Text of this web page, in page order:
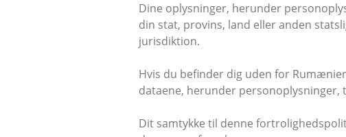
Dine oplysninger, herunder
din stat, provins, land eller anden
jurisdiktion.
Hvis du befinder dig uden for
dataene, herunder
Dit samtykke til denne